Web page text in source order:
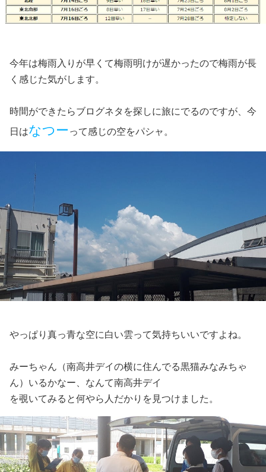
今年は梅雨入りが早くて梅雨明けが遅かったので梅雨が長
く感じた気がします。
時間ができたらブログネタを探しに旅にでるのですが、今
日はなつー って感じの空をパシャ。
やっぱり真っ青な空に白い雲って気持ちいいですよね。
みーちゃん（南高井デイの横に住んでる黒猫みなみちゃ
ん）いるかなー、なんて南高井デイ
を覗いてみると何やら人だかりを見つけました。